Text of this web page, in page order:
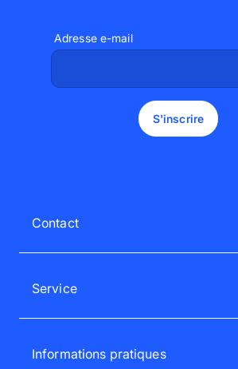
Adresse e-mail
S'inscrire
Contact
Notre service client est à votre écoute
015 57 00 72
service@pixum.com
Service
FAQ - service client
Newsletter
Informations pratiques